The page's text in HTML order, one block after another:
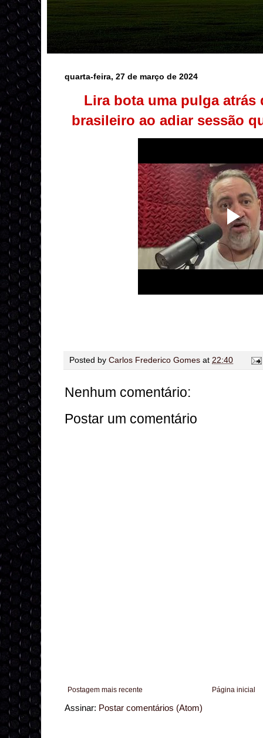
quarta-feira, 27 de março de 2024
Lira bota uma pulga atrás
brasileiro ao adiar sessão
Posted by Carlos Frederico Gomes at 22:40
Nenhum comentário:
Postar um comentário
Postagem mais recente Página inicial
Assinar: Postar comentários (Atom)